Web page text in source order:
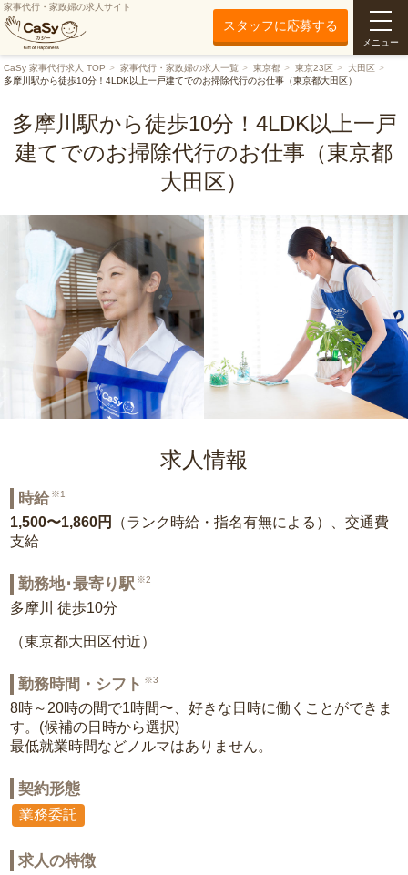
家事代行・家政婦の求人サイト
スタッフに応募する
メニュー
CaSy 家事代行求人 TOP 家事代行・家政婦の求人一覧 東京都 東京23区
大田区
多摩川駅から徒歩10分！4LDK以上一戸建てでのお掃除代行のお仕事（東京都大田区）
多摩川駅から徒歩10分！4LDK以上一戸
建てでのお掃除代行のお仕事（東京都
大田区）
求人情報
時給 ※1
1,500〜1,860円
（ランク時給・指名有無による）、交通費
支給
勤務地･最寄り駅 ※2
多摩川 徒歩10分
（東京都大田区付近）
勤務時間・シフト ※3
8時～20時の間で1時間〜、好きな日時に働くことができま
す。(候補の日時から選択)
最低就業時間などノルマはありません。
契約形態
業務委託
求人の特徴